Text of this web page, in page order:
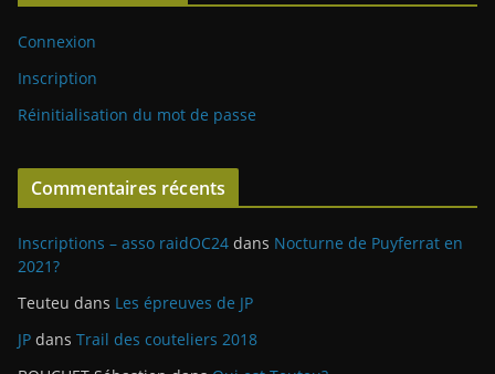
Connexion
Inscription
Réinitialisation du mot de passe
Commentaires récents
Inscriptions – asso raidOC24 dans Nocturne de Puyferrat en
2021?
Teuteu dans Les épreuves de JP
JP dans Trail des couteliers 2018